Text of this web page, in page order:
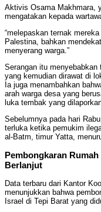
Aktivis Osama Makhmara,
mengatakan kepada
“melepaskan ternak
Palestina, bahkan
menyerang warga.”
Serangan itu menyebabkan
yang kemudian dirawat di
Ia juga menambahkan
arah warga desa yang
luka tembak yang
Sebelumnya pada hari
terluka ketika pemukim
al-Batm, timur Yatta,
Pembongkaran
Berlanjut
Data terbaru dari Kantor
menunjukkan bahwa
Israel di Tepi Barat yang